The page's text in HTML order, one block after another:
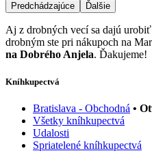
Predchádzajúce Ďalšie
Aj z drobných vecí sa dajú
drobným ste pri nákupoch na
na Dobrého Anjela. Ďakujeme!
Kníhkupectvá
Bratislava - Obchodná •
Všetky kníhkupectvá
Udalosti
Spriatelené kníhkupectvá